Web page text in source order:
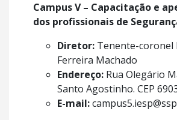
Campus V – Capacitação e
dos profissionais de
Diretor: Tenente-coronel
Ferreira Machado
Endereço: Rua Olegário
Santo Agostinho. CEP
E-mail: